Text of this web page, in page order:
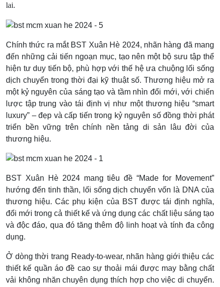
lai.
Chính thức ra mắt BST Xuân Hè 2024, nhãn hàng đã mang
đến những cải tiến ngoạn mục, tạo nên một bộ sưu tập thể
hiện tư duy tiến bộ, phù hợp với thế hệ ưa chuộng lối sống
dịch chuyển trong thời đại kỹ thuật số. Thương hiệu mở ra
một kỷ nguyên của sáng tạo và tầm nhìn đổi mới, với chiến
lược tập trung vào tái định vị như một thương hiệu “smart
luxury” – đẹp và cấp tiến trong kỷ nguyên số đồng thời phát
triển bền vững trên chính nền tảng di sản lâu đời của
thương hiệu.
BST Xuân Hè 2024 mang tiêu đề “Made for Movement”
hướng đến tinh thần, lối sống dịch chuyển vốn là DNA của
thương hiệu. Các phụ kiện của BST được tái định nghĩa,
đổi mới trong cả thiết kế và ứng dụng các chất liệu sáng tạo
và độc đáo, qua đó tăng thêm độ linh hoạt và tính đa công
dụng.
Ở dòng thời trang Ready-to-wear, nhãn hàng giới thiệu các
thiết kế quần áo đề cao sự thoải mái được may bằng chất
vải không nhăn chuyên dụng thích hợp cho việc di chuyển.